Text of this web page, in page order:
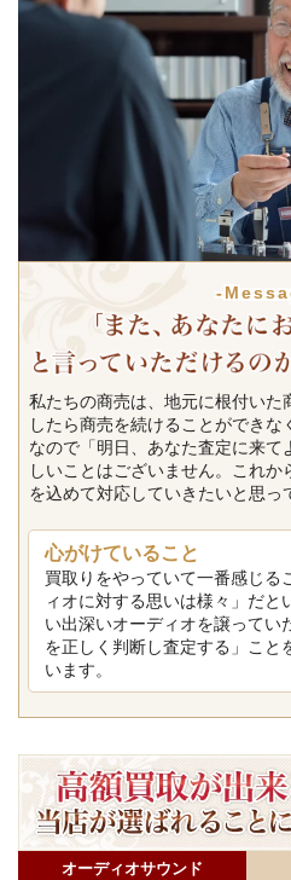
-
私たちの商売は、地元に根付いた
したら商売を続けることができな
なので「明日、あなた査定に来
しいことはございません。これ
を込めて対応していきたいと思っ
心がけていること
買取りをやっていて一番感じる
ィオに対する思いは様々」だと
い出深いオーディオを譲ってい
を正しく判断し査定する」こと
います。
オーディオサウンド